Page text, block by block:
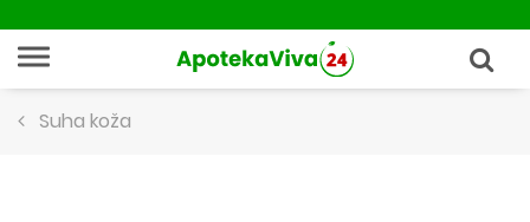
Suha koža